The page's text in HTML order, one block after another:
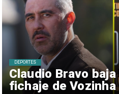
Claudio Bravo
fichaje de Vozinha
DEPORTES